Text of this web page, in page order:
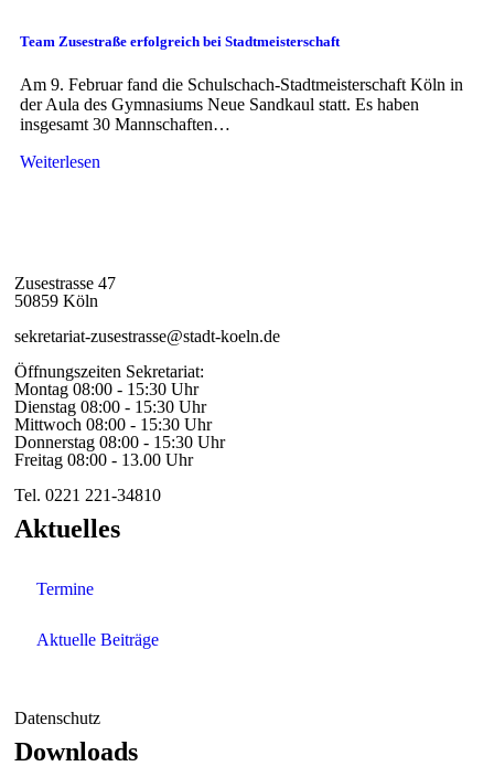
Team Zusestraße erfolgreich bei Stadtmeisterschaft
Am 9. Februar fand die Schulschach-Stadtmeisterschaft Köln in
der Aula des Gymnasiums Neue Sandkaul statt. Es haben
insgesamt 30 Mannschaften…
Weiterlesen
Zusestrasse 47
50859 Köln
sekretariat-zusestrasse@stadt-koeln.de
Öffnungszeiten Sekretariat:
Montag 08:00 - 15:30 Uhr
Dienstag 08:00 - 15:30 Uhr
Mittwoch 08:00 - 15:30 Uhr
Donnerstag 08:00 - 15:30 Uhr
Freitag 08:00 - 13.00 Uhr
Tel. 0221 221-34810
Aktuelles
Termine
Aktuelle Beiträge
Datenschutz
Downloads